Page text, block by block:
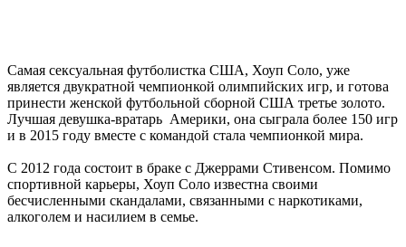
Самая сексуальная футболистка США, Хоуп Соло, уже
является двукратной чемпионкой олимпийских игр, и готова
принести женской футбольной сборной США третье золото.
Лучшая девушка-вратарь Америки, она сыграла более 150 игр
и в 2015 году вместе с командой стала чемпионкой мира.
С 2012 года состоит в браке с Джеррами Стивенсом. Помимо
спортивной карьеры, Хоуп Соло известна своими
бесчисленными скандалами, связанными с наркотиками,
алкоголем и насилием в семье.